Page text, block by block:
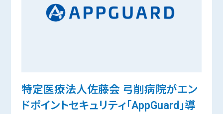
特定医療法人佐藤会 弓削病院がエン
ドポイントセキュリティ「AppGuard」導